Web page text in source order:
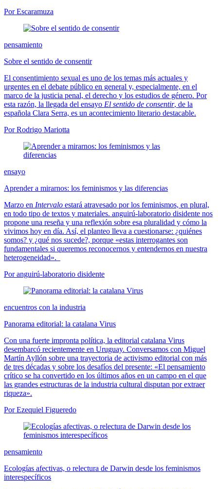
Por Escaramuza
pensamiento
Sobre el sentido de consentir
El consentimiento sexual es uno de los temas más actuales y
urgentes en el debate público en general y, especialmente, en el
marco de la justicia penal, el derecho y los estudios de género. Por
esta razón, la llegada del ensayo El sentido de consentir, de la
española Clara Serra, es un acontecimiento literario destacable.
Por Rodrigo Mariotta
ensayo
Aprender a mirarnos: los feminismos y las diferencias
Marzo en Intervalo estará atravesado por los feminismos, en plural,
en todo tipo de textos y materiales. anguirú-laboratorio disidente nos
propone una reseña y una reflexión sobre esa pluralidad y cómo la
vivimos hoy en día. Así, el planteo lleva a cuestionarse: ¿quiénes
somos? y ¿qué nos sucede?, porque «estas interrogantes son
fundamentales si queremos reconocernos y entendernos en nuestra
heterogeneidad».
Por anguirú-laboratorio disidente
encuentros con la industria
Panorama editorial: la catalana Virus
Con una fuerte impronta política, la editorial catalana Virus
desembarcó recientemente en Uruguay. Conversamos con Miguel
Martín Ayllón sobre una trayectoria de activismo editorial con más
de tres décadas y sobre los desafíos del presente: «El pensamiento
crítico se ha convertido en los últimos años en un campo en el que
las grandes estructuras de la industria cultural disputan por extraer
riqueza».
Por Ezequiel Figueredo
pensamiento
Ecologías afectivas, o relectura de Darwin desde los feminismos
interespecíficos